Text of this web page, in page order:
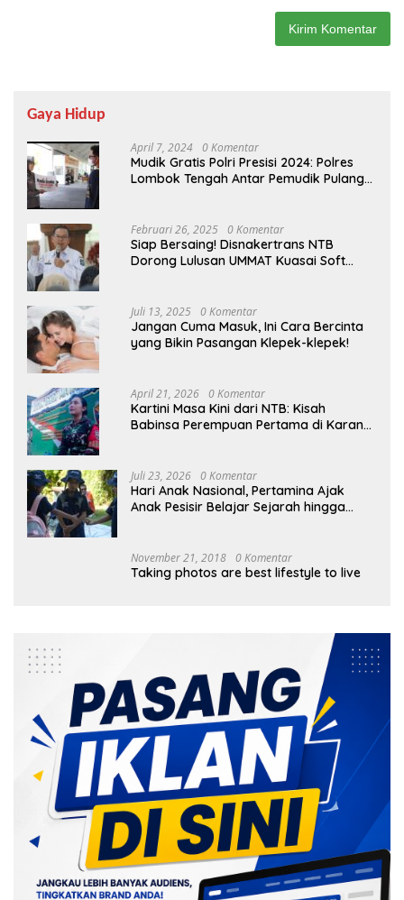
Gaya Hidup
April 7, 2024 0 Komentar
Mudik Gratis Polri Presisi 2024: Polres
Lombok Tengah Antar Pemudik Pulang
Februari 26, 2025 0 Komentar
Siap Bersaing! Disnakertrans NTB
Dorong Lulusan UMMAT Kuasai Soft
Juli 13, 2025 0 Komentar
Jangan Cuma Masuk, Ini Cara Bercinta
yang Bikin Pasangan Klepek-klepek!
April 21, 2026 0 Komentar
Kartini Masa Kini dari NTB: Kisah
Babinsa Perempuan Pertama di Karang
Juli 23, 2026 0 Komentar
Hari Anak Nasional, Pertamina Ajak
Anak Pesisir Belajar Sejarah hingga
November 21, 2018 0 Komentar
Taking photos are best lifestyle to live